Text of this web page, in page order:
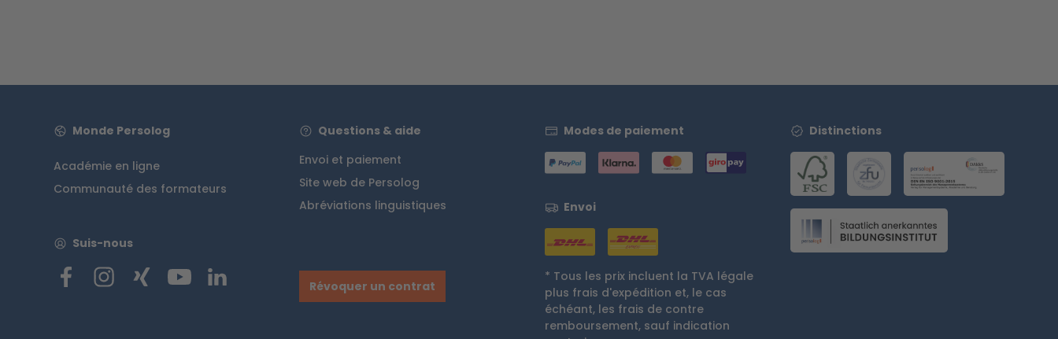
Monde Persolog
Académie en ligne
Communauté des formateurs
Suis-nous
Questions & aide
Envoi et paiement
Site web de Persolog
Abréviations linguistiques
Révoquer un contrat
Modes de paiement
Envoi
* Tous les prix incluent la TVA légale
plus frais d'expédition et, le cas
échéant, les frais de contre
remboursement, sauf indication
Distinctions